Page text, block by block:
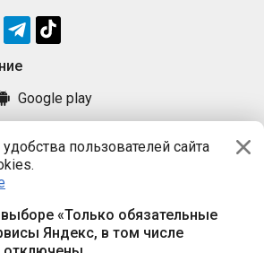
пользователей сайта
«Только обязательные
Яндекс, в том числе
Google play
ООО «ПРАЦА БАЙ»
220114, г. Минск, пр-т Независимости